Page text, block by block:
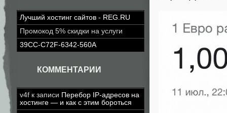
Лучший хостинг сайтов - REG.RU
Промокод 5% скидки на услуги
39CC-C72F-6342-560A
КОММЕНТАРИИ
v4f к записи Перебор IP-адресов на
хостинге — и как с этим бороться